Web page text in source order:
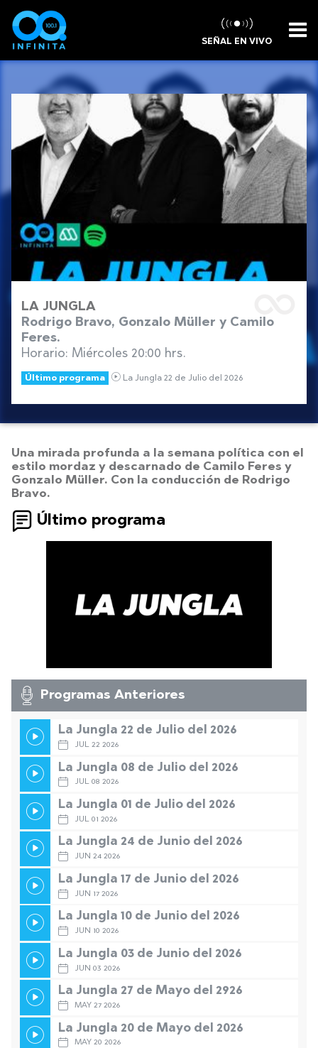
SEÑAL EN VIVO
LA JUNGLA
Rodrigo Bravo, Gonzalo Müller y Camilo
Feres.
Horario: Miércoles 20:00 hrs.
Último programa La Jungla 22 de Julio del 2026
Una mirada profunda a la semana política con el
estilo mordaz y descarnado de Camilo Feres y
Gonzalo Müller. Con la conducción de Rodrigo
Bravo.
Último programa
Programas Anteriores
La Jungla 22 de Julio del 2026
JUL 22 2026
La Jungla 08 de Julio del 2026
JUL 08 2026
La Jungla 01 de Julio del 2026
JUL 01 2026
La Jungla 24 de Junio del 2026
JUN 24 2026
La Jungla 17 de Junio del 2026
JUN 17 2026
La Jungla 10 de Junio del 2026
JUN 10 2026
La Jungla 03 de Junio del 2026
JUN 03 2026
La Jungla 27 de Mayo del 2926
MAY 27 2026
La Jungla 20 de Mayo del 2026
MAY 20 2026